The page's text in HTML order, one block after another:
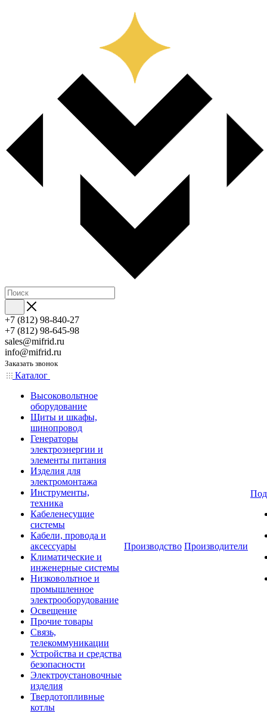
+7 (812) 98-840-27
+7 (812) 98-645-98
sales@mifrid.ru
info@mifrid.ru
Заказать звонок
Каталог
Высоковольтное
оборудование
Щиты и шкафы,
шинопровод
Генераторы
электроэнергии и
элементы питания
Изделия для
электромонтажа
Инструменты,
техника
Кабеленесущие
системы
Кабели, провода и
аксессуары
Климатические и
инженерные системы
Низковольтное и
промышленное
электрооборудование
Освещение
Прочие товары
Связь,
телекоммуникации
Устройства и средства
безопасности
Электроустановочные
изделия
Твердотопливные
котлы
Производство Производители